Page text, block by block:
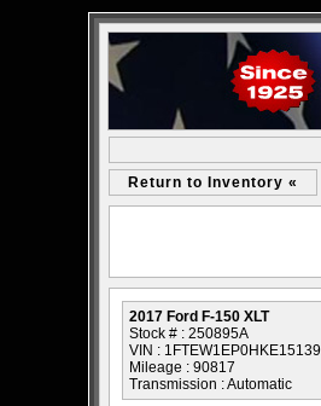
Return to Inventory «
2017 Ford F-150 XLT
Stock # : 250895A
VIN : 1FTEW1EP0HKE15139
Mileage : 90817
Transmission : Automatic